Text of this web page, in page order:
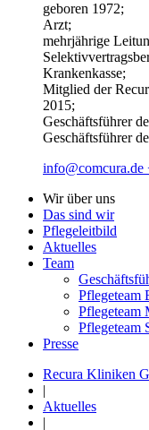
geboren 1972;
Arzt;
mehrjährige
Krankenkasse;
Mitglied der
2015;
Geschäftsführer
Geschäftsführer
info@comcura.de
Wir über uns
Das sind wir
Pflegeleitbild
Aktuelles
Team
Pflegeteam
Pflegeteam
Pflegeteam
Presse
Recura Kliniken
Aktuelles